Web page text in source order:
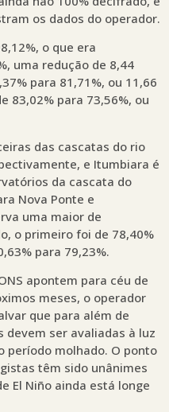
os dados do operador.
o que era
uma redução de 8,44
para 81,71%, ou 11,66
83,02% para 73,56%, ou
das cascatas do rio
e Itumbiara é
da cascata do
Nova Ponte e
uma maior de
o primeiro foi de 78,40%
para 79,23%.
apontem para céu de
meses, o operador
que para além de
devem ser avaliadas à luz
período molhado. O ponto
têm sido unânimes
El Niño ainda está longe